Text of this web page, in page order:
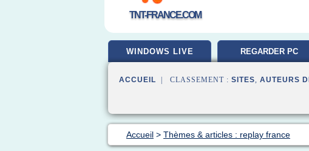
TNT-FRANCE.COM
WINDOWS LIVE REGARDER PC
ACCUEIL | CLASSEMENT : SITES, AUTEURS
Accueil > Thèmes & articles : replay france